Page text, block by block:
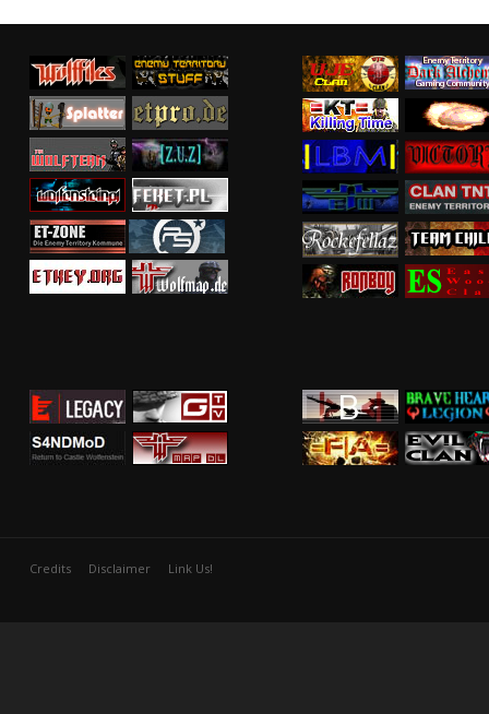
Credits Disclaimer Link Us!